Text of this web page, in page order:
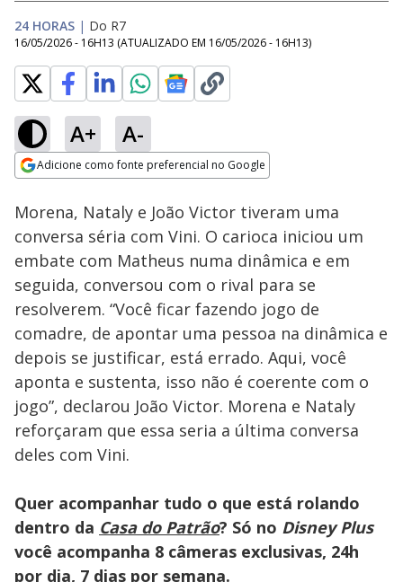
24 HORAS | Do R7
16/05/2026 - 16H13 (ATUALIZADO EM 16/05/2026 - 16H13)
A+ A-
Adicione como fonte preferencial no Google
Ativar
Loaded:
17.21%
Morena, Nataly e João Victor tiveram uma
conversa séria com Vini. O carioca iniciou um
embate com Matheus numa dinâmica e em
seguida, conversou com o rival para se
resolverem. “Você ficar fazendo jogo de
comadre, de apontar uma pessoa na dinâmica e
depois se justificar, está errado. Aqui, você
aponta e sustenta, isso não é coerente com o
jogo”, declarou João Victor. Morena e Nataly
reforçaram que essa seria a última conversa
deles com Vini.
Quer acompanhar tudo o que está rolando
dentro da Casa do Patrão? Só no Disney Plus
você acompanha 8 câmeras exclusivas, 24h
por dia, 7 dias por semana.